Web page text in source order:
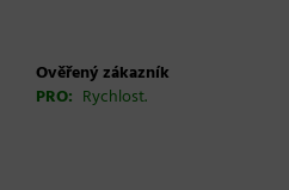
Ověřený zákazník
PRO: Rychlost.